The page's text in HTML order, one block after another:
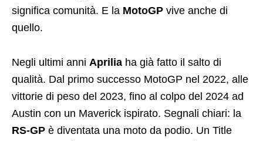
significa comunità. E la MotoGP vive anche di
quello.
Negli ultimi anni Aprilia ha già fatto il salto di
qualità. Dal primo successo MotoGP nel 2022, alle
vittorie di peso del 2023, fino al colpo del 2024 ad
Austin con un Maverick ispirato. Segnali chiari: la
RS-GP è diventata una moto da podio. Un Title